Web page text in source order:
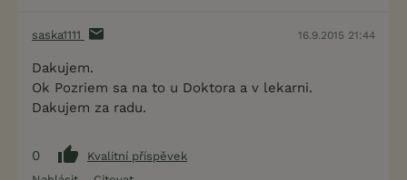
saska1111 16.9.2015 21:44
Dakujem.
Ok Pozriem sa na to u Doktora a v lekarni.
Dakujem za radu.
0
Kvalitní příspěvek